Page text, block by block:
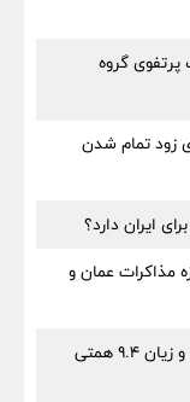
میلیارد افت پرتفوی گروه
زود تمام شدن
ایران دارد؟
مذاکرات عمان و
سایپا زیر تیغ اعداد؛ افت ۲۵ درصدی فروش و زیان ۹.۴ همتی